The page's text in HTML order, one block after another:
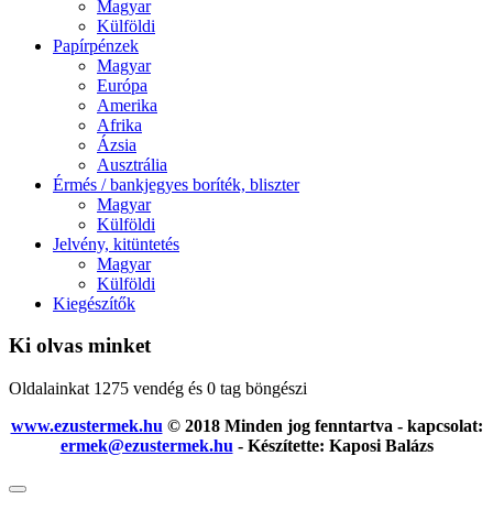
Magyar
Külföldi
Papírpénzek
Magyar
Európa
Amerika
Afrika
Ázsia
Ausztrália
Érmés / bankjegyes boríték, bliszter
Magyar
Külföldi
Jelvény, kitüntetés
Magyar
Külföldi
Kiegészítők
Ki olvas minket
Oldalainkat 1275 vendég és 0 tag böngészi
www.ezustermek.hu © 2018 Minden jog fenntartva - kapcsolat:
ermek@ezustermek.hu - Készítette: Kaposi Balázs